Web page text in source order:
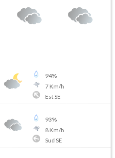
94%
7Km/h
Est SE
93%
8Km/h
Sud SE